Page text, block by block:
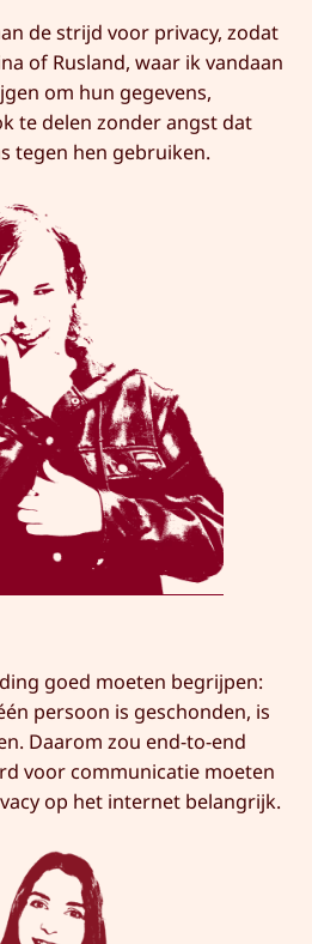
de strijd voor privacy, zodat
of Rusland, waar ik vandaan
om hun gegevens,
te delen zonder angst dat
tegen hen gebruiken.
goed moeten begrijpen:
persoon is geschonden, is
Daarom zou end-to-end
voor communicatie moeten
op het internet belangrijk.